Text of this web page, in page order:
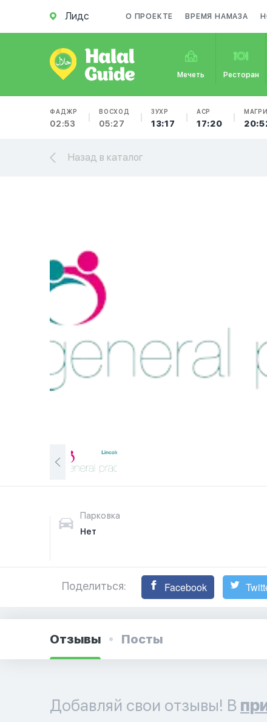
Лидс О ПРОЕКТЕ ВРЕМЯ НАМАЗА
Мечеть Ресторан
ФАДЖР
02:53
ВОСХОД
05:27
ЗУХР
13:17
АСР
17:20
Назад в каталог
Парковка
Нет
Поделиться: Facebook
Отзывы Посты
Добавляй свои отзывы! В